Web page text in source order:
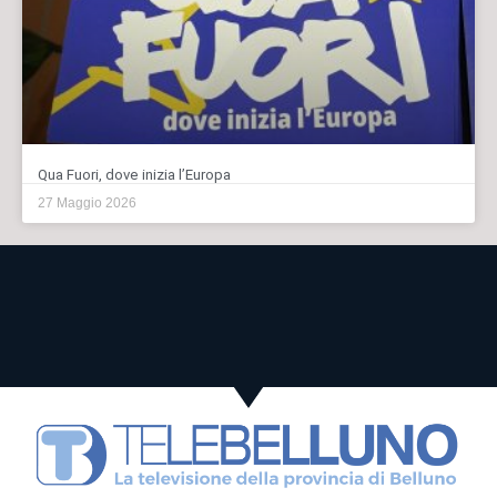
Qua Fuori, dove inizia l’Europa
27 Maggio 2026